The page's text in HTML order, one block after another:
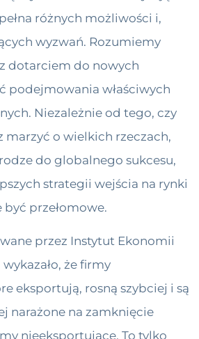
różnych możliwości i,
wyzwań. Rozumiemy
dotarciem do nowych
podejmowania właściwych
Niezależnie od tego, czy
marzyć o wielkich rzeczach,
do globalnego sukcesu,
strategii wejścia na rynki
przełomowe.
przez Instytut Ekonomii
że firmy
eksportują, rosną szybciej i są
narażone na zamknięcie
nieeksportujące. To tylko